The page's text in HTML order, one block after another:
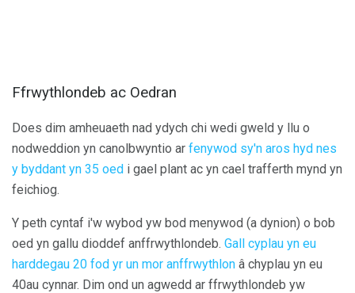
Ffrwythlondeb ac Oedran
Does dim amheuaeth nad ydych chi wedi gweld y llu o
nodweddion yn canolbwyntio ar fenywod sy'n aros hyd nes
y byddant yn 35 oed i gael plant ac yn cael trafferth mynd yn
feichiog.
Y peth cyntaf i'w wybod yw bod menywod (a dynion) o bob
oed yn gallu dioddef anffrwythlondeb. Gall cyplau yn eu
harddegau 20 fod yr un mor anffrwythlon â chyplau yn eu
40au cynnar. Dim ond un agwedd ar ffrwythlondeb yw